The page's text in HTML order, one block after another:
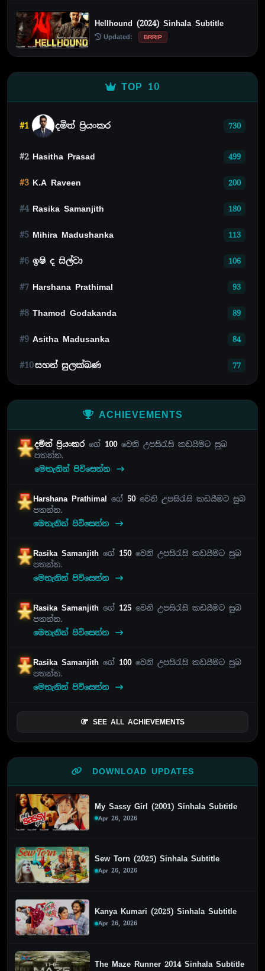
Hellhound (2024) Sinhala Subtitle
Updated: BRRIP
TOP 10
#1 දමිත් ප්‍රියංකර 730
#2 Hasitha Prasad 499
#3 K.A Raveen 200
#4 Rasika Samanjith 180
#5 Mihira Madushanka 113
#6 ඉෂි ද සිල්වා 106
#7 Harshana Prathimal 93
#8 Thamod Godakanda 89
#9 Asitha Madusanka 84
#10සහන් සුලක්ඛණ 77
ACHIEVEMENTS
දමිත් ප්‍රියංකරගේ 100වෙනි උපසිරැසි කඩයීමට සුබ
පතන්න.
මෙතැනින් පිවිසෙන්න
Harshana Prathimal ගේ 50වෙනි උපසිරැසි කඩයීමට සුබ
පතන්න.
මෙතැනින් පිවිසෙන්න
Rasika Samanjithගේ 150වෙනි උපසිරැසි කඩයීමට සුබ
පතන්න.
මෙතැනින් පිවිසෙන්න
Rasika Samanjithගේ 125 වෙනි උපසිරැසි කඩයීමට සුබ
පතන්න.
මෙතැනින් පිවිසෙන්න
Rasika Samanjithගේ 100වෙනි උපසිරැසි කඩයීමට සුබ
පතන්න.
මෙතැනින් පිවිසෙන්න
SEE ALL ACHIEVEMENTS
DOWNLOAD UPDATES
My Sassy Girl (2001) Sinhala Subtitle
Apr 26, 2026
Sew Torn (2025) Sinhala Subtitle
Apr 26, 2026
Kanya Kumari (2025) Sinhala Subtitle
Apr 26, 2026
The Maze Runner 2014 Sinhala Subtitle